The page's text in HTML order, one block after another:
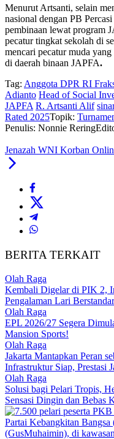
Menurut Artsanti, selain
nasional dengan PB
pembinaan lewat program
pecatur tingkat sekolah di
mencari pecatur muda
di daerah binaan JAPFA.
Tag: Anggota DPR RI
Adianto Head of Social
JAPFA R. Artsanti Alif
Rated 2025Topik:
Penulis: Nonnie Rering
Jenazah WNI Korban
BERITA TERKAIT
Olah Raga
Kembali Digelar di PIK 2,
Pengalaman Lari
Olah Raga
EPL 2026/27 Segera
Mansion Sports!
Olah Raga
Jakarta Mantapkan Peran
Infrastruktur Siap, Prestasi
Olah Raga
Solusi bagi Pelari Tropis,
Sensasi Dingin dan Bebas